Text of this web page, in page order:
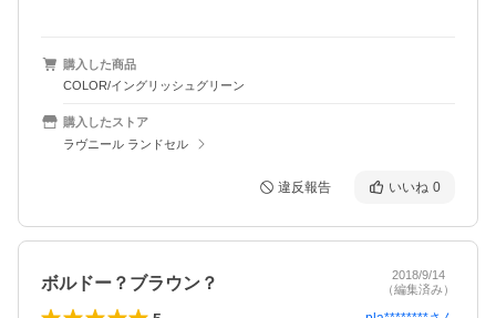
購入した商品
COLOR/イングリッシュグリーン
購入したストア
ラヴニール ランドセル
違反報告 いいね 0
ボルドー？ブラウン？
2018/9/14
（編集済み）